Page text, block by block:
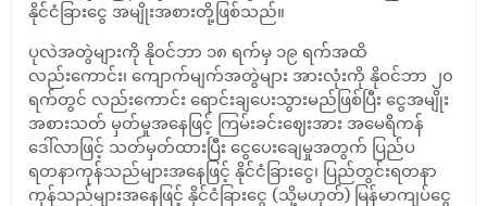
နိုင်ငံခြားငွေ အမျိုးအစားတို့ဖြစ်သည်။
ပုလဲအတွဲများကို နိုဝင်ဘာ ၁၈ ရက်မှ ၁၉ ရက်အထိ
လည်းကောင်း၊ ကျောက်မျက်အတွဲများ အားလုံးကို နိုဝင်ဘာ ၂၀
ရက်တွင် လည်းကောင်း ရောင်းချပေးသွားမည်ဖြစ်ပြီး ငွေအမျိုး
အစားသတ် မှတ်မှုအနေဖြင့် ကြမ်းခင်းဈေးအား အမေရိကန်
ဒေါ်လာဖြင့် သတ်မှတ်ထားပြီး ငွေပေးချေမှုအတွက် ပြည်ပ
ရတနာကုန်သည်များအနေဖြင့် နိုင်ငံခြားငွေ၊ ပြည်တွင်းရတနာ
ကုန်သည်များအနေဖြင့် နိုင်ငံခြားငွေ (သို့မဟုတ်) မြန်မာကျပ်ငွေ